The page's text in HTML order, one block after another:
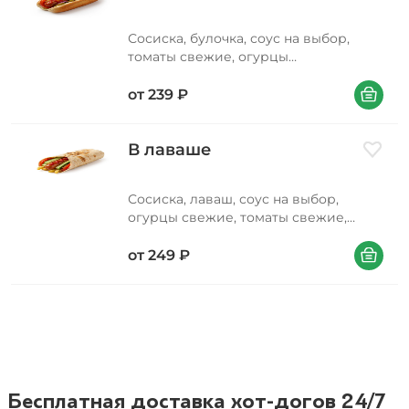
Сосиска, булочка, соус на выбор,
томаты свежие, огурцы
горчицы), лук красный, горчица
от 239 ₽ В корзину
В лаваше
Сосиска, лаваш, соус на выбор,
огурцы свежие, томаты свежие,
кетчуп
от 249 ₽ В корзину
Бесплатная доставка хот-догов 24/7